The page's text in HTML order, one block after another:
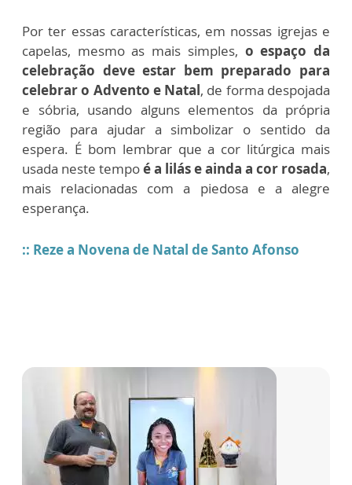
Por ter essas características, em nossas igrejas e
capelas, mesmo as mais simples, o espaço da
celebração deve estar bem preparado para
celebrar o Advento e Natal, de forma despojada
e sóbria, usando alguns elementos da própria
região para ajudar a simbolizar o sentido da
espera. É bom lembrar que a cor litúrgica mais
usada neste tempoé a lilás e ainda a cor rosada,
mais relacionadas com a piedosa e a alegre
esperança.
:: Reze a Novena de Natal de Santo Afonso